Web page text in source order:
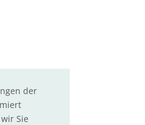
der
Sie